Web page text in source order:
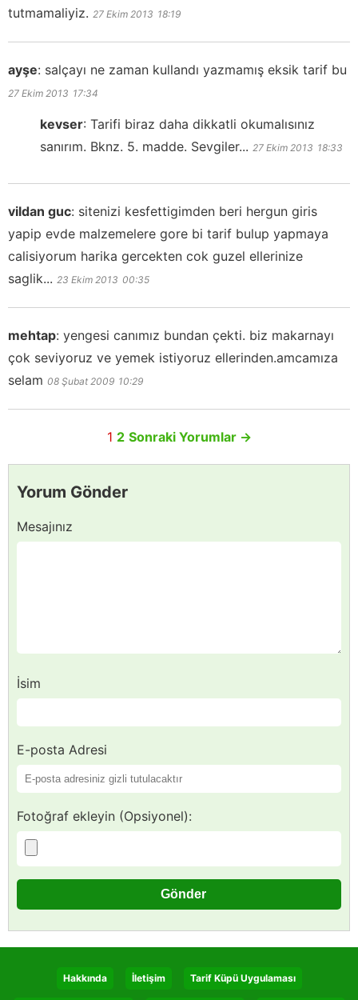
tutmamaliyiz. 27 Ekim 2013 18:19
ayşe: salçayı ne zaman kullandı yazmamış eksik tarif bu
27 Ekim 2013 17:34
kevser: Tarifi biraz daha dikkatli okumalısınız
sanırım. Bknz. 5. madde. Sevgiler... 27 Ekim 2013 18:33
vildan guc: sitenizi kesfettigimden beri hergun giris
yapip evde malzemelere gore bi tarif bulup yapmaya
calisiyorum harika gercekten cok guzel ellerinize
saglik... 23 Ekim 2013 00:35
mehtap: yengesi canımız bundan çekti. biz makarnayı
çok seviyoruz ve yemek istiyoruz ellerinden.amcamıza
selam 08 Şubat 2009 10:29
1 2 Sonraki Yorumlar →
Yorum Gönder
Mesajınız
İsim
E-posta Adresi
Fotoğraf ekleyin (Opsiyonel):
Hakkında İletişim Tarif Küpü Uygulaması